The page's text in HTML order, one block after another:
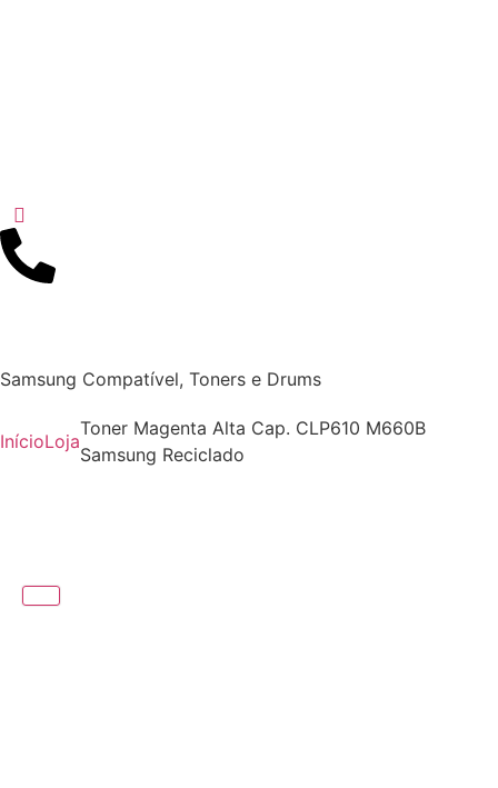
Samsung Compatível, Toners e Drums
InícioLoja
Toner Magenta Alta Cap. CLP610 M660B
Samsung Reciclado